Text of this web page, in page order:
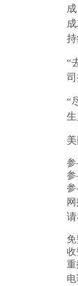
持
“
“
参
参
参
网
免
收
重